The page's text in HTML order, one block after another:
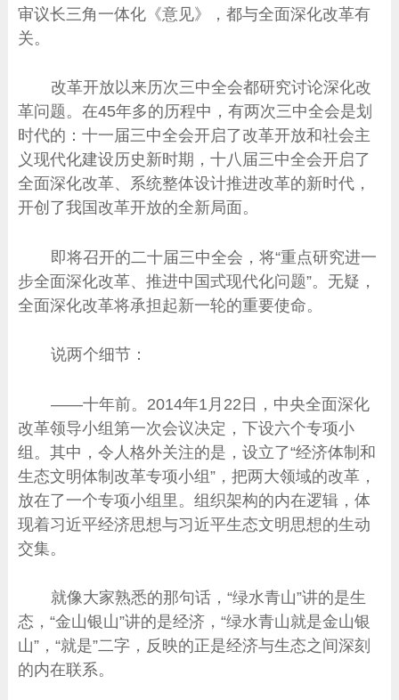
审议长三角一体化《意见》，都与全面深化改革有
关。
改革开放以来历次三中全会都研究讨论深化改
革问题。在45年多的历程中，有两次三中全会是划
时代的：十一届三中全会开启了改革开放和社会主
义现代化建设历史新时期，十八届三中全会开启了
全面深化改革、系统整体设计推进改革的新时代，
开创了我国改革开放的全新局面。
即将召开的二十届三中全会，将“重点研究进一
步全面深化改革、推进中国式现代化问题”。无疑，
全面深化改革将承担起新一轮的重要使命。
说两个细节：
——十年前。2014年1月22日，中央全面深化
改革领导小组第一次会议决定，下设六个专项小
组。其中，令人格外关注的是，设立了“经济体制和
生态文明体制改革专项小组”，把两大领域的改革，
放在了一个专项小组里。组织架构的内在逻辑，体
现着习近平经济思想与习近平生态文明思想的生动
交集。
就像大家熟悉的那句话，“绿水青山”讲的是生
态，“金山银山”讲的是经济，“绿水青山就是金山银
山”，“就是”二字，反映的正是经济与生态之间深刻
的内在联系。